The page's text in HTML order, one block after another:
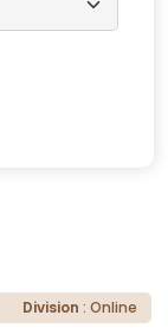
Division : Online